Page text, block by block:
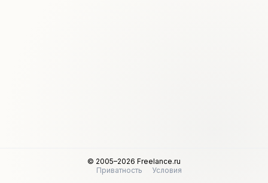
© 2005–2026 Freelance.ru
Приватность
Условия